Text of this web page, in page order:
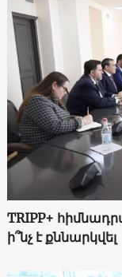
TRIPP+
ի՞նչ է քննարկվել